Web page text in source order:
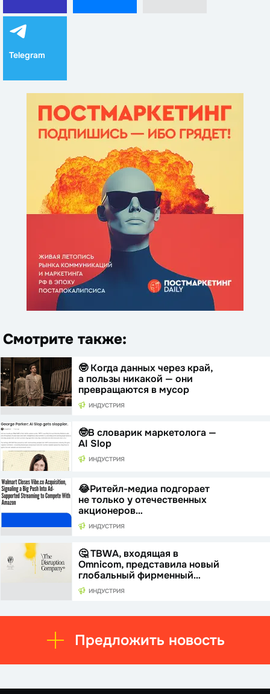
Telegram
Смотрите также:
🤓 Когда данных через край,
а пользы никакой — они
превращаются в мусор
ИНДУСТРИЯ
🤓В словарик маркетолога —
AI Slop
ИНДУСТРИЯ
😂Ритейл-медиа подгорает
не только у отечественных
акционеров…
ИНДУСТРИЯ
🤔 TBWA, входящая в
Omnicom, представила новый
глобальный фирменный…
ИНДУСТРИЯ
Предложить новость